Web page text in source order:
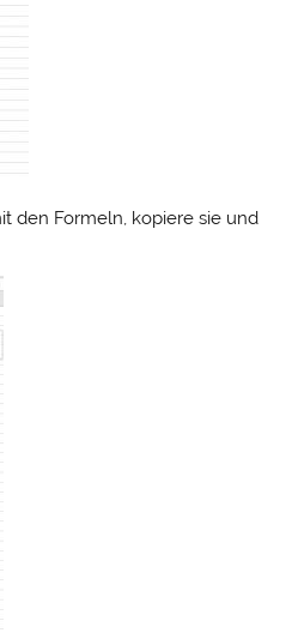
den Formeln, kopiere sie und